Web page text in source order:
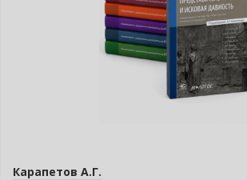
Карапетов А.Г.